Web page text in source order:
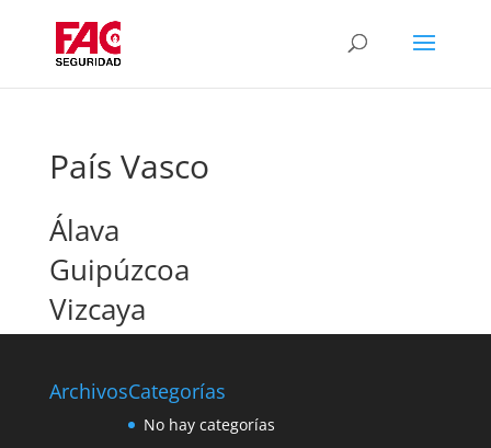
País Vasco
Álava
Guipúzcoa
Vizcaya
ArchivosCategorías
No hay categorías